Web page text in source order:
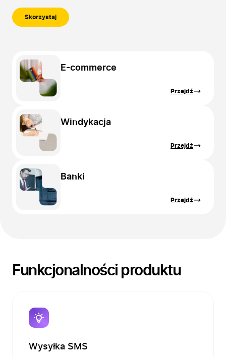
Skorzystaj
E-commerce
Przejdź
Windykacja
Przejdź
Banki
Przejdź
Funkcjonalności produktu
Wysyłka SMS